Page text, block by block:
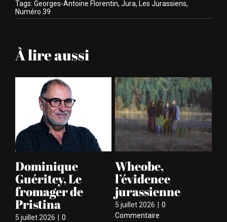
Georges-
Florentin,
est
encore
Jurassien
Tags: Georges-Antoine Florentin, Jura, Les Jurassiens,
Numéro 39
À lire aussi
Dominique
Guéritey, Le
fromager de
Pristina
5 juillet 2026
0
Wheobe,
l’évidence
jurassienne
5 juillet 2026
0
Commentaire